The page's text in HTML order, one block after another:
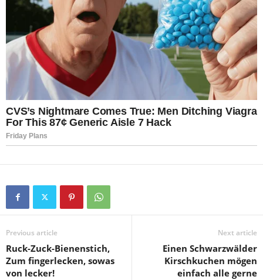
Previous article
Ruck-Zuck-Bienenstich,
Zum fingerlecken, sowas
von lecker!
Next article
Einen Schwarzwälder
Kirschkuchen mögen
einfach alle gerne